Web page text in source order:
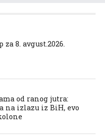
8. avgust.2026.
od ranog jutra:
na izlazu iz BiH, evo